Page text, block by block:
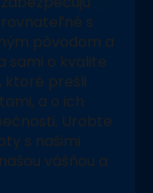
s
pôvodom a
sami o kvalite
ktoré prešli
a o ich
Urobte
s našimi
vášňou a